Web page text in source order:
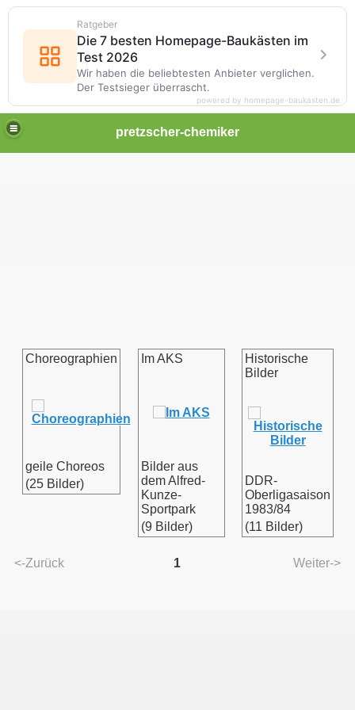
pretzscher-chemiker
Choreographien
geile Choreos
(25 Bilder)
Im AKS
Bilder aus
dem Alfred-
Kunze-
Sportpark
(9 Bilder)
Historische
Bilder
DDR-
Oberligasaison
1983/84
(11 Bilder)
<-Zurück 1 Weiter->
Ratgeber
Die 7 besten Homepage-Baukästen im
Test 2026
Wir haben die beliebtesten Anbieter verglichen.
Der Testsieger überrascht.
powered by homepage-baukasten.de